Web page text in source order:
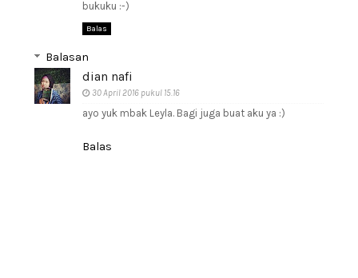
bukuku :-)
Balas
Balasan
dian nafi
30 April 2016 pukul 15.16
ayo yuk mbak Leyla. Bagi juga buat aku ya :)
Balas